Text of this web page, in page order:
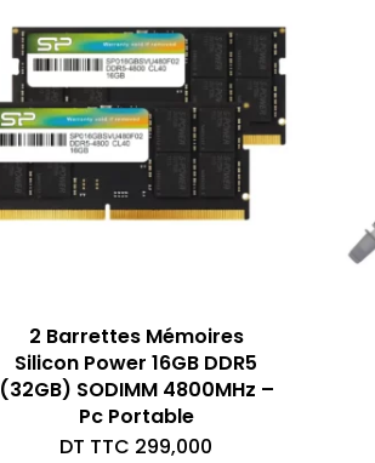
2 Barrettes Mémoires
Silicon Power 16GB DDR5
(32GB) SODIMM 4800MHz –
Pc Portable
DT TTC 299,000